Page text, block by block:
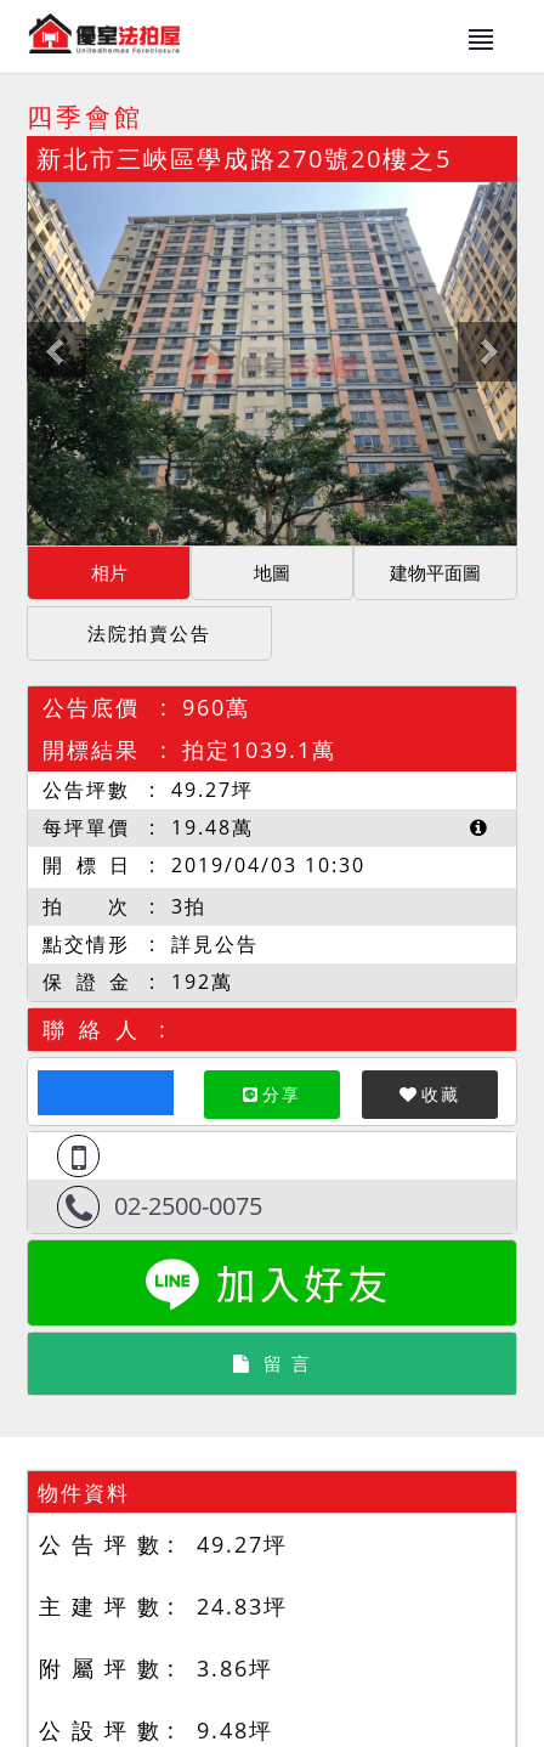
四季會館
新北市三峽區學成路270號20樓之5
相片 地圖 建物平面圖
法院拍賣公告
公告底價
960萬
開標結果
拍定1039.1萬
公告坪數 49.27坪
每坪單價
19.48萬
開 標 日
2019/04/03 10:30
拍 次
3拍
點交情形
詳見公告
保 證 金
192萬
聯 絡 人
分享 收藏
02-2500-0075
留 言
物件資料
公 告 坪 數 49.27坪
主 建 坪 數 24.83坪
附 屬 坪 數 3.86坪
公 設 坪 數 9.48坪